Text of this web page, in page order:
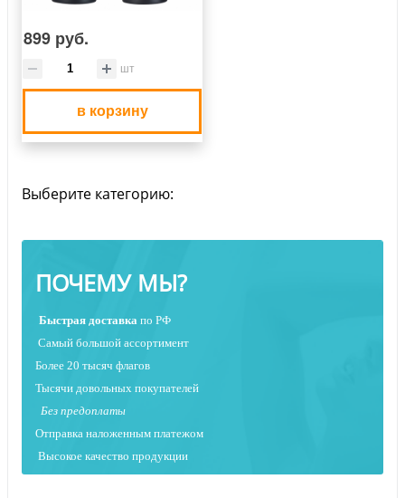
899 руб.
шт
в корзину
Выберите категорию:
ПОЧЕМУ МЫ?
Быстрая доставка по РФ
Самый большой ассортимент
Более 20 тысяч флагов
Тысячи довольных покупателей
Без предоплаты
Отправка наложенным платежом
Высокое качество продукции